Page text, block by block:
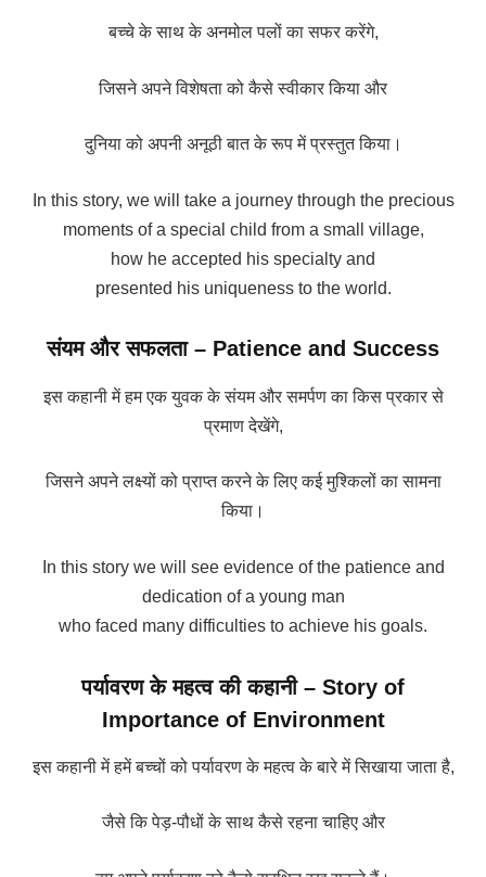
बच्चे के साथ के अनमोल पलों का सफर करेंगे,
जिसने अपने विशेषता को कैसे स्वीकार किया और
दुनिया को अपनी अनूठी बात के रूप में प्रस्तुत किया।
In this story, we will take a journey through the precious
moments of a special child from a small village,
how he accepted his specialty and
presented his uniqueness to the world.
संयम और सफलता – Patience and Success
इस कहानी में हम एक युवक के संयम और समर्पण का किस प्रकार से
प्रमाण देखेंगे,
जिसने अपने लक्ष्यों को प्राप्त करने के लिए कई मुश्किलों का सामना
किया।
In this story we will see evidence of the patience and
dedication of a young man
who faced many difficulties to achieve his goals.
पर्यावरण के महत्व की कहानी – Story of
Importance of Environment
इस कहानी में हमें बच्चों को पर्यावरण के महत्व के बारे में सिखाया जाता है,
जैसे कि पेड़-पौधों के साथ कैसे रहना चाहिए और